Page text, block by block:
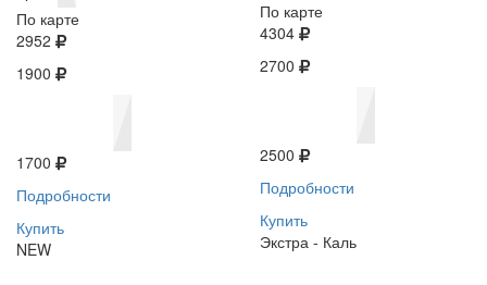
По карте
2952
1900
1700
Подробности
Купить
NEW
По карте
4304
2700
2500
Подробности
Купить
Экстра - Каль